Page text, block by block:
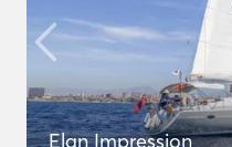
Elan Impression